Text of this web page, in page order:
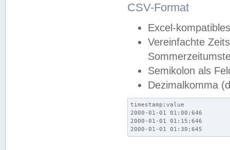
CSV-Format
Excel-
Vereinfachte
Semikolon als
Dezimalkomma
timestamp;value
2000-01-01 01:00;646
2000-01-01 01:15;646
2000-01-01 01:30;645